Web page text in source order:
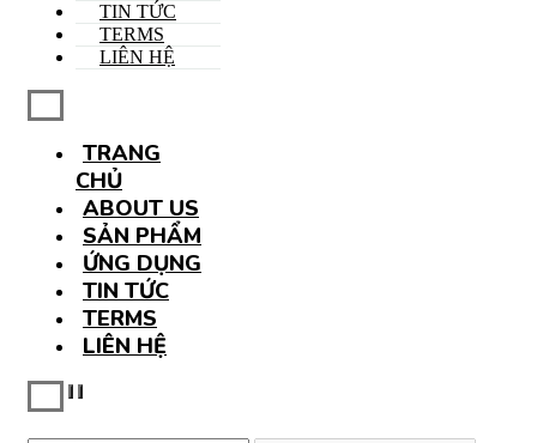
TIN TỨC
TERMS
LIÊN HỆ
TRANG
CHỦ
ABOUT US
SẢN PHẨM
ỨNG DỤNG
TIN TỨC
TERMS
LIÊN HỆ